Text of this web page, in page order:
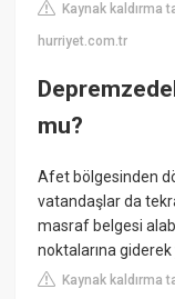
Kaynak kaldırma
hurriyet.com.tr
mu?
Afet bölgesinden
vatandaşlar da
masraf belgesi
noktalarına giderek
Kaynak kaldırma